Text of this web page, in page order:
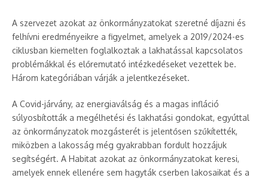
A szervezet azokat az önkormányzatokat szeretné díjazni és
felhívni eredményeikre a figyelmet, amelyek a 2019/2024-es
ciklusban kiemelten foglalkoztak a lakhatással kapcsolatos
problémákkal és előremutató intézkedéseket vezettek be.
Három kategóriában várják a jelentkezéseket.
A Covid-járvány, az energiaválság és a magas infláció
súlyosbították a megélhetési és lakhatási gondokat, egyúttal
az önkormányzatok mozgásterét is jelentősen szűkítették,
miközben a lakosság még gyakrabban fordult hozzájuk
segítségért. A Habitat azokat az önkormányzatokat keresi,
amelyek ennek ellenére sem hagyták cserben lakosaikat és a